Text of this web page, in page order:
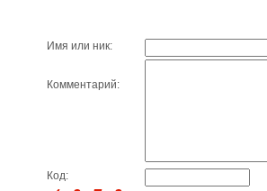
Имя или ник:
Комментарий:
Код: